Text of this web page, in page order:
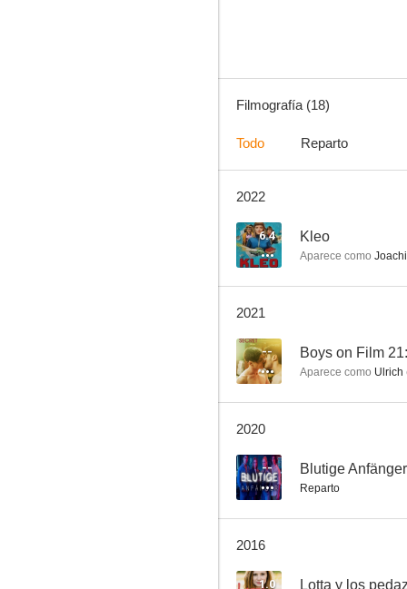
Filmografía (18)
Todo Reparto
2022
6.4 Kleo
Aparece como
2021
-- Boys on Film
Aparece como Ulrich
2020
-- Blutige Anfänger
Reparto
2016
1.0 Lotta y los